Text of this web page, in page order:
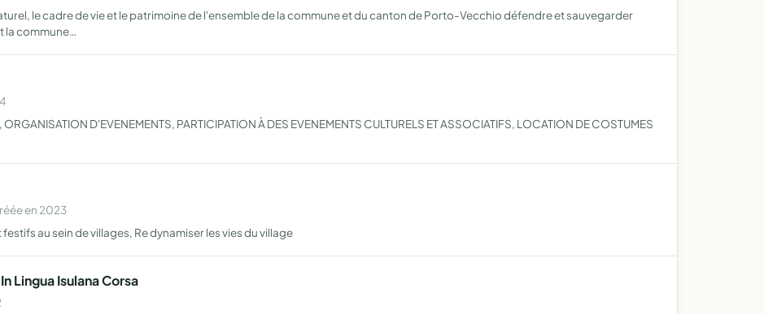
le cadre de vie et le patrimoine de l'ensemble de la commune et du canton de Porto-Vecchio défendre et sauvegarder
la commune…
D'EVENEMENTS, PARTICIPATION À DES EVENEMENTS CULTURELS ET ASSOCIATIFS, LOCATION DE COSTUMES
en 2023
au sein de villages, Re dynamiser les vies du village
Lingua Isulana Corsa